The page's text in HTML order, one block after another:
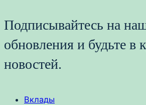
Подписывайтесь на
обновления и будьте в
новостей.
Вклады